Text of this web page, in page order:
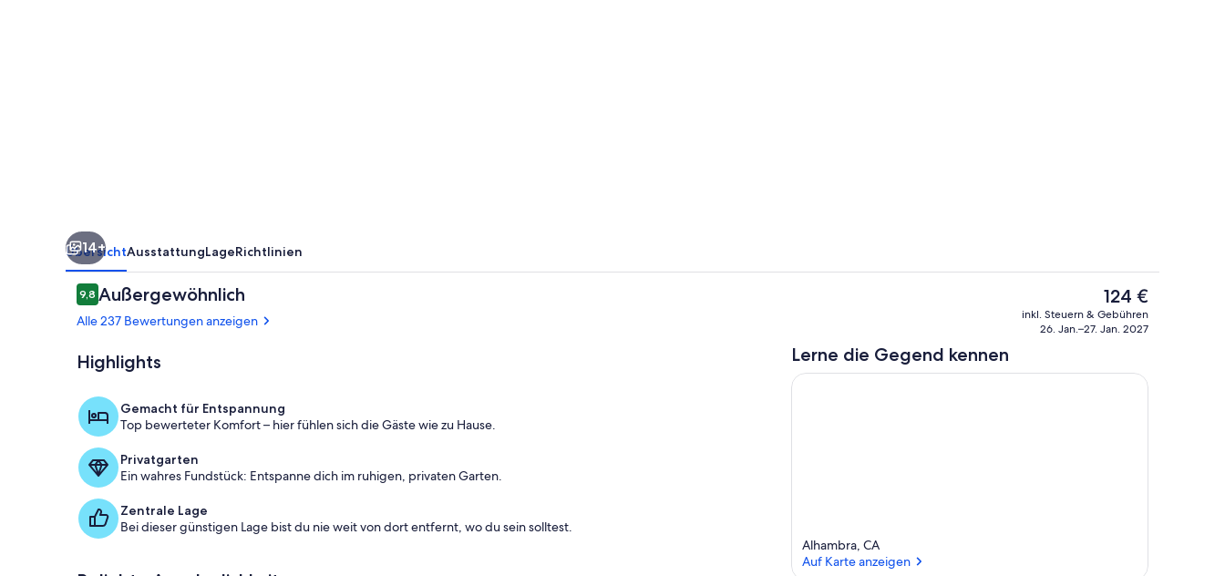
Zimmer
14+
ÜbersichtAusstattungLageRichtlinien
Bewertungen
9,89,8 von 10.
Außergewöhnlich
Alle 237 Bewertungen anzeigen
Highlights
Gemacht für Entspannung
Top bewerteter Komfort – hier fühlen sich die Gäste wie zu Hause.
Privatgarten
Ein wahres Fundstück: Entspanne dich im ruhigen, privaten Garten.
Zentrale Lage
Bei dieser günstigen Lage bist du nie weit von dort entfernt, wo du sein solltest.
Der
aktuelle
Preis
124 €
inkl. Steuern & Gebühren
26. Jan.–27. Jan. 2027
Lerne die Gegend kennen
Alhambra, CA
Auf Karte anzeigen